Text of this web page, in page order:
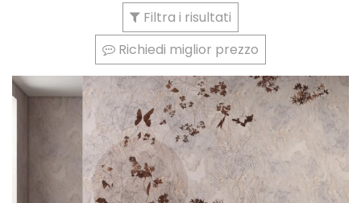
Filtra i risultati
Richiedi miglior prezzo